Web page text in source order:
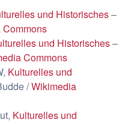
und Historisches–
und Historisches–
Commons
Kulturelles und
/Wikimedia
Kulturelles und